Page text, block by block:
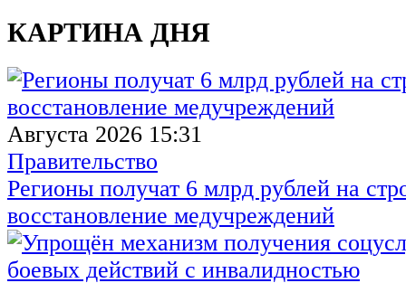
КАРТИНА ДНЯ
Августа 2026 15:31
Правительство
Регионы получат 6 млрд рублей на
восстановление медучреждений